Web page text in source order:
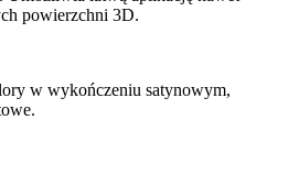
powierzchni 3D.
w wykończeniu satynowym,